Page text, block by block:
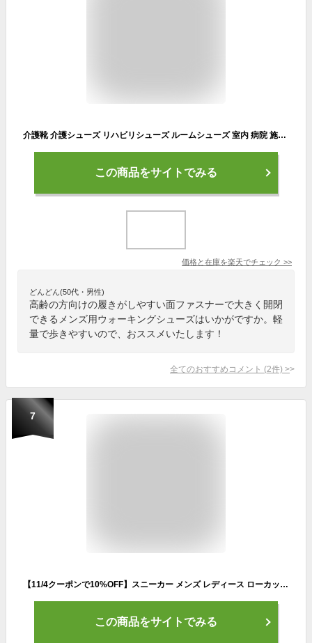
介護靴 介護シューズ リハビリシューズ ルームシューズ 室内 病院 施設 紳士 スニーカー 幅広 4e ゆったり 滑り止め コンフォート メンズ 軽量 男性用 スリッポン 介護用シューズ 高齢者用シューズ 介護用靴 父の日
この商品をサイトでみる
価格と在庫を楽天でチェック >>
どんどん(50代・男性)
高齢の方向けの履きがしやすい面ファスナーで大きく開閉
できるメンズ用ウォーキングシューズはいかがですか。軽
量で歩きやすいので、おススメいたします！
全てのおすすめコメント (2件) >
7
【11/4クーポンで10%OFF】スニーカー メンズ レディース ローカット 4E 3E 幅広 歩きやすい 疲れにくい 履きやすい 軽量 防滑 ウォーキングシューズ あなた想い MS2941 シニア リハビリ 靴【2105】送料無料
この商品をサイトでみる